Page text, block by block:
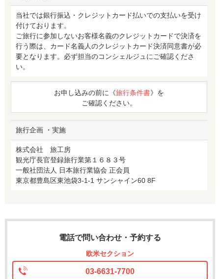
当社では銀行振込・クレジットカード払いでの支払いを受け
付けております。
ご旅行に参加しないお客様名義のクレジットカードで決済を
行う際は、カード名義人のクレジットカード決済同意書が必
要となります。必ず担当のコンシェルジュにご確認くださ
い。
お申し込みの前に《旅行条件書》を
ご確認ください。
旅行企画 ・実施
株式会社 旅工房
観光庁長官登録旅行業第１６８３号
一般社団法人 日本旅行業協会 正会員
東京都豊島区東池袋3-1-1 サンシャイン60 8F
電話で問い合わせ・予約する
欧米セクション
03-6631-7700